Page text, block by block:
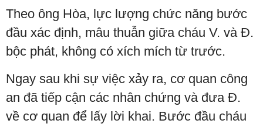
Theo ông Hòa, lực lượng chức năng bước
đầu xác định, mâu thuẫn giữa cháu V. và Đ.
bộc phát, không có xích mích từ trước.
Ngay sau khi sự việc xảy ra, cơ quan công
an đã tiếp cận các nhân chứng và đưa Đ.
về cơ quan để lấy lời khai. Bước đầu cháu